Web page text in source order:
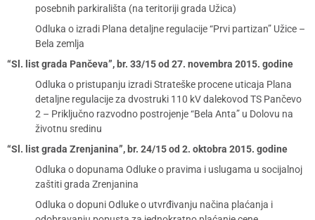
posebnih parkirališta (na teritoriji grada Užica)
Odluka o izradi Plana detaljne regulacije “Prvi partizan” Užice –
Bela zemlja
“Sl. list grada Pančeva”, br. 33/15 od 27. novembra 2015. godine
Odluka o pristupanju izradi Strateške procene uticaja Plana
detaljne regulacije za dvostruki 110 kV dalekovod TS Pančevo
2 – Priključno razvodno postrojenje “Bela Anta” u Dolovu na
životnu sredinu
“Sl. list grada Zrenjanina”, br. 24/15 od 2. oktobra 2015. godine
Odluka o dopunama Odluke o pravima i uslugama u socijalnoj
zaštiti grada Zrenjanina
Odluka o dopuni Odluke o utvrđivanju načina plaćanja i